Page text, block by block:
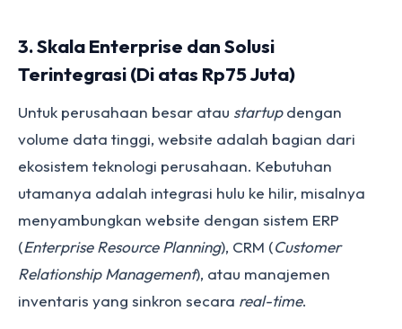
3. Skala Enterprise dan Solusi
Terintegrasi (Di atas Rp75 Juta)
Untuk perusahaan besar atau startupdengan
volume data tinggi, website adalah bagian dari
ekosistem teknologi perusahaan. Kebutuhan
utamanya adalah integrasi hulu ke hilir, misalnya
menyambungkan website dengan sistem ERP
(Enterprise Resource Planning), CRM (Customer
Relationship Management), atau manajemen
inventaris yang sinkron secara real-time.